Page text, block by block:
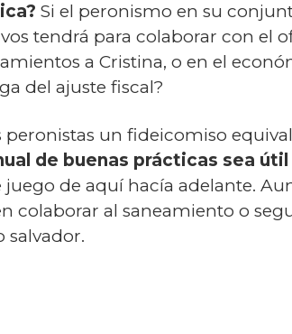
Si el peronismo en su
tendrá para colaborar con el
a Cristina, o en el
del ajuste fiscal?
peronistas un fideicomiso
de buenas prácticas sea útil
de aquí hacía adelante.
colaborar al saneamiento o
salvador.